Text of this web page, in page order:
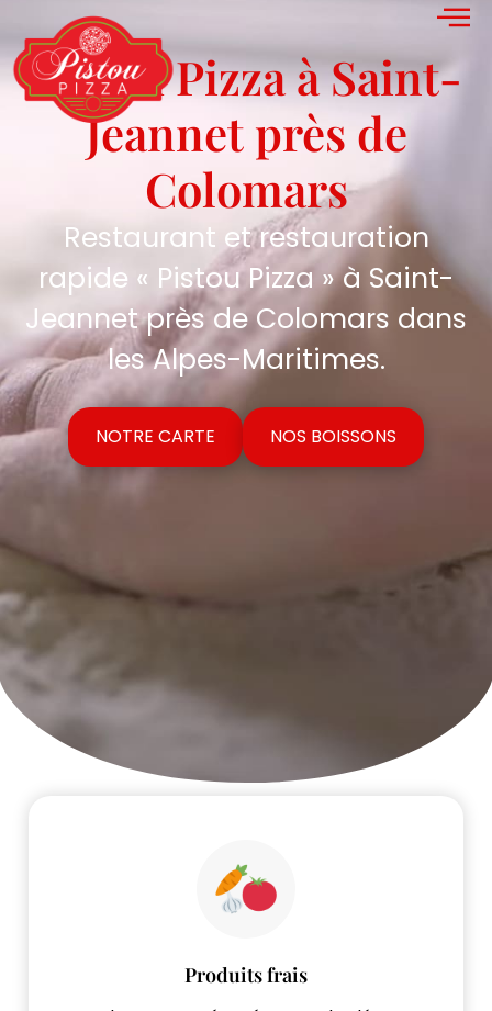
Pistou Pizza à Saint-
Jeannet près de
Colomars
Restaurant et restauration
rapide « Pistou Pizza » à Saint-
Jeannet près de Colomars dans
les Alpes-Maritimes.
NOTRE CARTE NOS BOISSONS
Produits frais